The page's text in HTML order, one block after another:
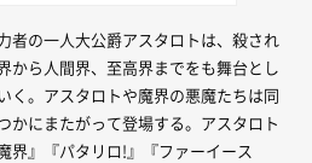
者の一人大公爵アスタロトは、殺され
から人間界、至高界までをも舞台とし
く。アスタロトや魔界の悪魔たちは同
かにまたがって登場する。アスタロト
界』『パタリロ!』『ファーイース